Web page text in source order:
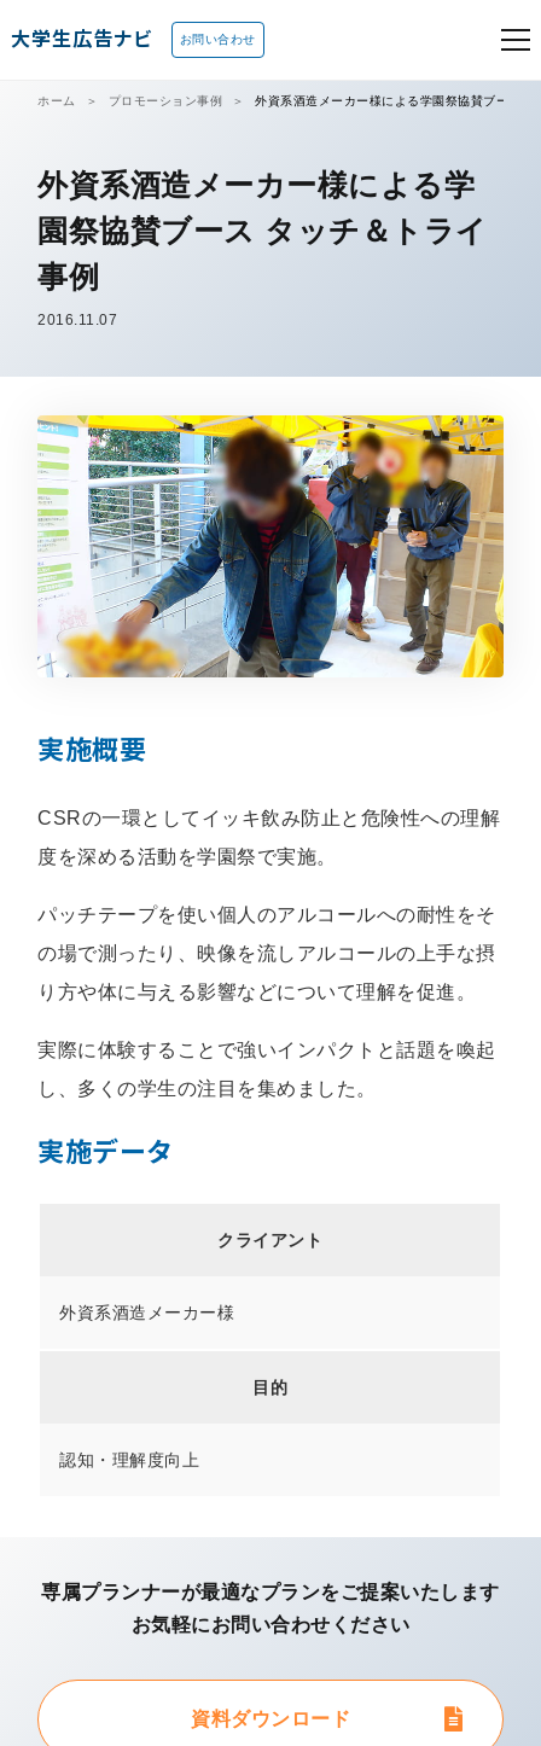
大学生広告ナビ お問い合わせ
ホーム プロモーション事例 外資系酒造メーカー様による学園祭協賛ブース
外資系酒造メーカー様による学
園祭協賛ブース タッチ＆トライ
事例
2016.11.07
実施概要
CSRの一環としてイッキ飲み防止と危険性への理解
度を深める活動を学園祭で実施。
パッチテープを使い個人のアルコールへの耐性をそ
の場で測ったり、映像を流しアルコールの上手な摂
り方や体に与える影響などについて理解を促進。
実際に体験することで強いインパクトと話題を喚起
し、多くの学生の注目を集めました。
実施データ
クライアント
外資系酒造メーカー様
目的
認知・理解度向上
専属プランナーが最適なプランをご提案いたします
お気軽にお問い合わせください
資料ダウンロード